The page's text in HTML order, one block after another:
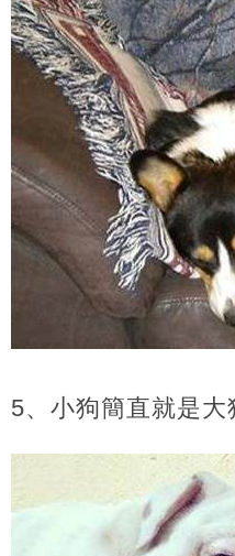
5、小狗簡直就是大